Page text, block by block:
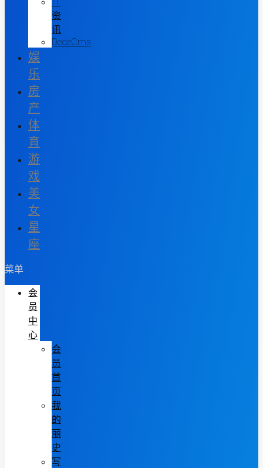
资
讯
DedeCms
娱
乐
房
产
体
育
游
戏
美
女
星
座
菜单
会
员
中
心
会
员
首
页
我
的
丽
史
写